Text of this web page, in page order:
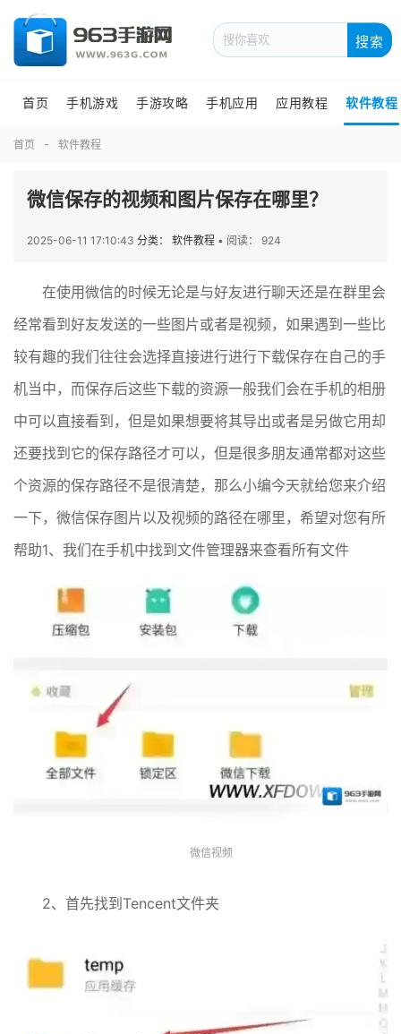
搜索
首页 手机游戏 手游攻略 手机应用 应用教程 软件教程
首页 软件教程
微信保存的视频和图片保存在哪里？
2025-06-11 17:10:43 分类： 软件教程 • 阅读： 924
在使用微信的时候无论是与好友进行聊天还是在群里会
经常看到好友发送的一些图片或者是视频，如果遇到一些比
较有趣的我们往往会选择直接进行进行下载保存在自己的手
机当中，而保存后这些下载的资源一般我们会在手机的相册
中可以直接看到，但是如果想要将其导出或者是另做它用却
还要找到它的保存路径才可以，但是很多朋友通常都对这些
个资源的保存路径不是很清楚，那么小编今天就给您来介绍
一下，微信保存图片以及视频的路径在哪里，希望对您有所
帮助1、我们在手机中找到文件管理器来查看所有文件
微信视频
2、首先找到Tencent文件夹